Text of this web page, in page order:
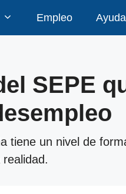
Empleo
SEPE
tiene un nivel de